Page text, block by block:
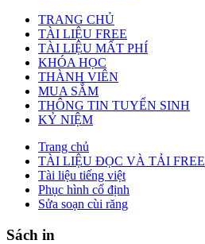
TRANG CHỦ
TÀI LIỆU FREE
TÀI LIỆU MẤT PHÍ
KHÓA HỌC
THÀNH VIÊN
MUA SẮM
THÔNG TIN TUYỂN SINH
KỶ NIỆM
Trang chủ
TÀI LIỆU ĐỌC VÀ TẢI FREE
Tài liệu tiếng việt
Phục hình cố định
Sửa soạn cùi răng
Sách in